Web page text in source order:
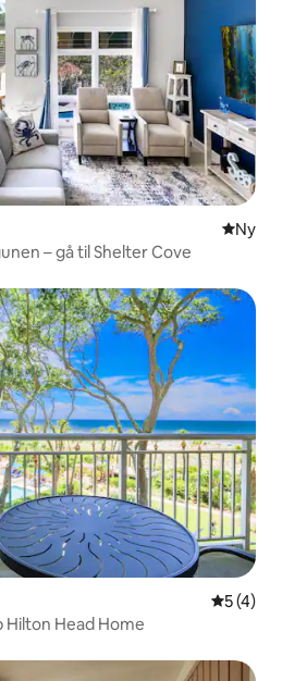
Nyt
Ny
– gå til Shelter Cove
5 ud af 5
5 (4)
Hilton Head Home